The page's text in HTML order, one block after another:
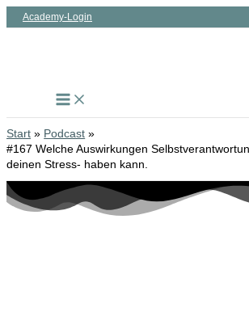
ZumAcademy-Login
Start
Podcast
#167 Welche Auswirkungen
deinen Stress- haben kann.